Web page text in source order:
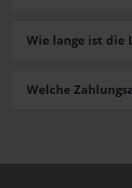
Welche
Wie lange ist die